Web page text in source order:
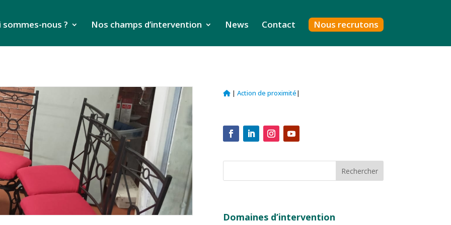
sommes-nous ? Nos champs d’intervention News Contact Nous recrutons
| Action de proximité|
Domaines d’intervention